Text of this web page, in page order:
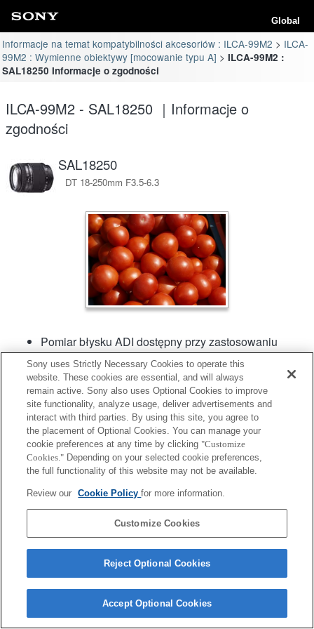
Global
Informacje na temat kompatybilności akcesoriów : ILCA-99M2
ILCA-
99M2 : Wymienne obiektywy [mocowanie typu A]
ILCA-99M2 :
SAL18250 Informacje o zgodności
ILCA-99M2 - SAL18250 ｜Informacje o
zgodności
SAL18250
DT 18-250mm F3.5-6.3
Pomiar błysku ADI dostępny przy zastosowaniu
lamp HVL-F56AM, HVL-F36AM firmy Sony oraz
lamp 5600HS(D), 3600HS(D) i 2500(D) firmy Konica
Minolta.
Podczas nagrywania filmu z użyciem autofokusu
dźwięk pracy obiektywu może się również nagrać.
Kąt widzenia ulegnie zwężeniu w celu dopasowania
do formatu APS-C.
Hybrydowy AF z detekcją fazy nie jest obsługiwany.
Contact Us
Copyright 2026 Sony Corporation
Sony uses Strictly Necessary Cookies to operate this
website. These cookies are essential, and will always
remain active. Sony also uses Optional Cookies to improve
site functionality, analyze usage, deliver advertisements and
interact with third parties. By using this site, you agree to
the placement of Optional Cookies. You can manage your
cookie preferences at any time by clicking "Customize
Cookies." Depending on your selected cookie preferences,
the full functionality of this website may not be available.
Review our Cookie Policyfor more information.
Customize Cookies
Reject Optional Cookies
Accept Optional Cookies